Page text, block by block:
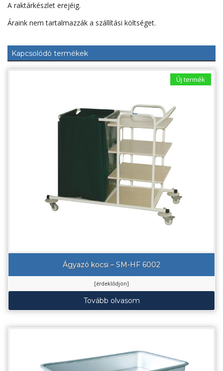
A raktárkészlet erejéig.
Áraink nem tartalmazzák a szállítási költséget.
Kapcsolódó termékek
Új termék
Ágyazó kocsi – SM-HF 6002
[érdeklődjön]
Tovább olvasom